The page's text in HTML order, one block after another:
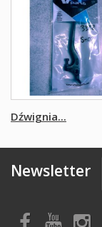
Dźwignia...
Newsletter